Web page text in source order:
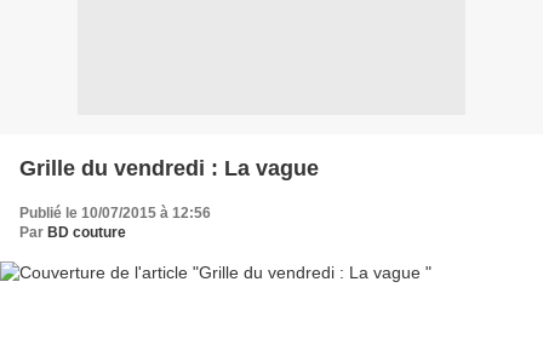
Grille du vendredi : La vague
Publié le 10/07/2015 à 12:56
Par BD couture